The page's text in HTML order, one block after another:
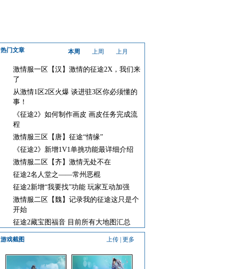
热门文章 本周 上周 上月
激情服一区【汉】激情的征途2X，我们来
了
从激情1区2区火爆 谈进驻3区你必须懂的
事！
《征途2》如何制作画皮 画皮任务完成流
程
激情服三区【唐】征途“情缘”
《征途2》新增1V1单挑功能最详细介绍
激情服二区【齐】激情无处不在
征途2名人堂之——常州恶棍
征途2新增“我要找”功能 玩家互动加强
激情服二区【魏】记录我的征途这只是个
开始
征途2藏宝图福音 目前所有大地图汇总
上传 更多
游戏截图